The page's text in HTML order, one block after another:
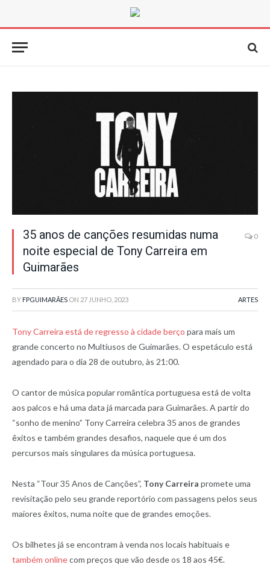
35 anos de canções resumidas numa
noite especial de Tony Carreira em
Guimarães
0
BY FPGUIMARÃES ON 27 JUNHO, 2023 ARTES
Tony Carreira está de regresso à cidade berço para mais um
grande concerto no Multiusos de Guimarães. O espetáculo está
agendado para o dia 28 de outubro, às 21:00.
O cantor de música popular romântica portuguesa está de volta
aos palcos e há uma data já marcada para Guimarães. A partir do
“sonho de menino” Tony Carreira celebra 35 anos de grandes
êxitos e também grandes desafios, naquele que é um dos
percursos mais singulares da música portuguesa.
Nesta “Tour 35 Anos de Canções”, Tony Carreira promete uma
revisitação pelo seu grande reportório com passagens pelos seus
maiores êxitos, numa noite que de grandes emoções.
Os bilhetes já se encontram à venda nos locais habituais e
também onlinecom preços que vão desde os 18 aos 45€.